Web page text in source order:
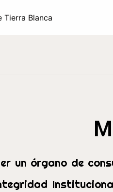
Tierra Blanca
un órgano de